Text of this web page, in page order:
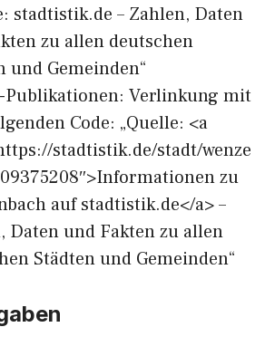
stadtistik.de – Zahlen, Daten
zu allen deutschen
und Gemeinden“
Publikationen: Verlinkung mit
Code: „Quelle: <a
stadtistik.de/stadt/wenze
zu
auf stadtistik.de</a> –
Daten und Fakten zu allen
Städten und Gemeinden“